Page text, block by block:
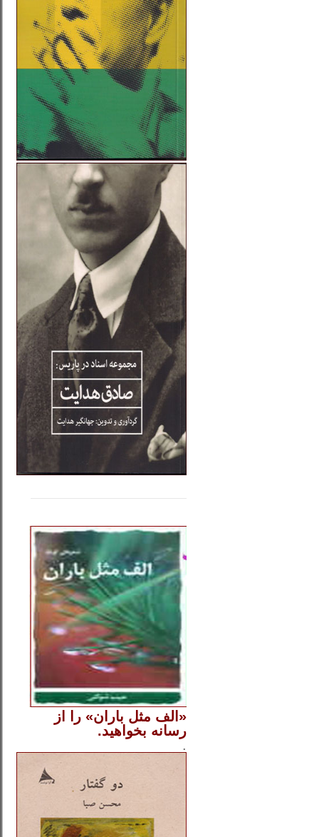
«الف مثل باران» را از
رسانه بخواهید.
.